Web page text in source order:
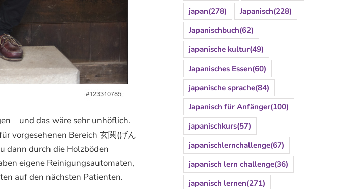
– und das wäre sehr unhöflich.
vorgesehenen Bereich 玄関(げん
dann durch die Holzböden
eigene Reinigungsautomaten,
auf den nächsten Patienten.
japan(278) Japanisch(228)
Japanischbuch(62)
japanische kultur(49)
Japanisches Essen(60)
japanische sprache(84)
Japanisch für Anfänger(100)
japanischkurs(57)
japanischlernchallenge(67)
japanisch lern challenge(36)
japanisch lernen(271)